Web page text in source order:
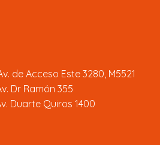
de Acceso Este 3280, M5521
Dr Ramón 355
Duarte Quiros 1400